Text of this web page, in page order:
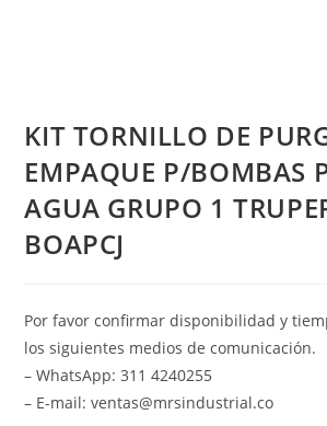
KIT TORNILLO DE
EMPAQUE P/BOMBAS
AGUA GRUPO 1
BOAPCJ
Por favor confirmar disponibilidad y
los siguientes medios de comunicación.
– WhatsApp: 311 4240255
– E-mail: ventas@mrsindustrial.co